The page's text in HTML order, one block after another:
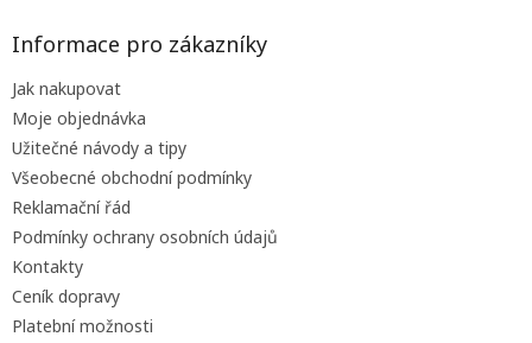
Informace pro zákazníky
Jak nakupovat
Moje objednávka
Užitečné návody a tipy
Všeobecné obchodní podmínky
Reklamační řád
Podmínky ochrany osobních údajů
Kontakty
Ceník dopravy
Platební možnosti